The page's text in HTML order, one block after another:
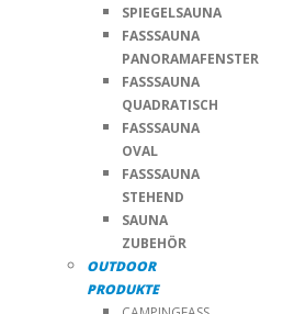
SPIEGELSAUNA
FASSSAUNA
PANORAMAFENSTER
FASSSAUNA
QUADRATISCH
FASSSAUNA
OVAL
FASSSAUNA
STEHEND
SAUNA
ZUBEHÖR
OUTDOOR
PRODUKTE